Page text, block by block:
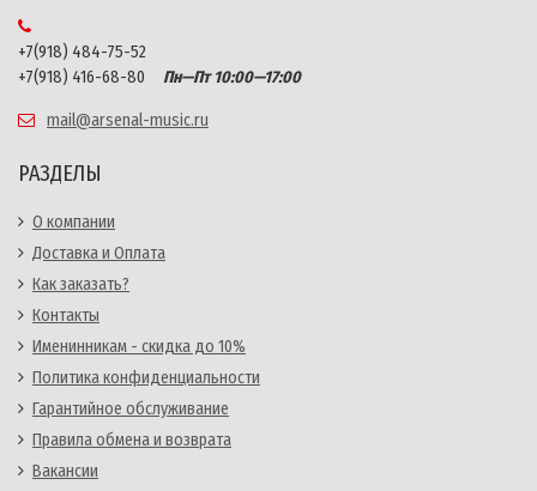
+7(918) 484-75-52
+7(918) 416-68-80
Пн—Пт 10:00—17:00
mail@arsenal-music.ru
РАЗДЕЛЫ
О компании
Доставка и Оплата
Как заказать?
Контакты
Именинникам - скидка до 10%
Политика конфиденциальности
Гарантийное обслуживание
Правила обмена и возврата
Вакансии